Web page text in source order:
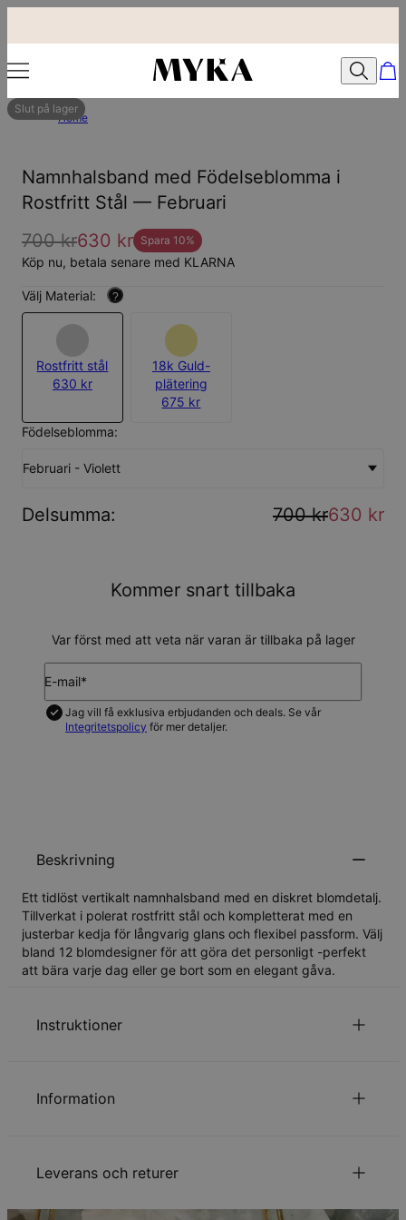
Slut på lager
Home
Namnhalsband med Födelseblomma i
Rostfritt Stål — Februari
700 kr630 kr Spara 10%
Köp nu, betala senare med KLARNA
Välj Material: ?
Rostfritt stål
630 kr
18k Guld-
plätering
675 kr
Födelseblomma:
Februari - Violett
Delsumma: 700 kr630 kr
Kommer snart tillbaka
Var först med att veta när varan är tillbaka på lager
E-mail*
Jag vill få exklusiva erbjudanden och deals. Se vår
Integritetspolicy för mer detaljer.
Beskrivning
Ett tidlöst vertikalt namnhalsband med en diskret blomdetalj.
Tillverkat i polerat rostfritt stål och kompletterat med en
justerbar kedja för långvarig glans och flexibel passform. Välj
bland 12 blomdesigner för att göra det personligt -perfekt
att bära varje dag eller ge bort som en elegant gåva.
Instruktioner
Kontakta oss gärna via
för speciella önskemål eller
Information
Kedjetyp
Ankarkedja
Kedjeförlängning
5 cm
Leverans och returer
Din beställning kommer att skickas med följande